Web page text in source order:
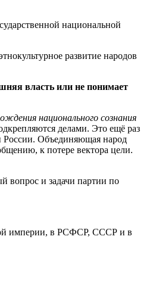
национальной
развитие народов
власть или не понимает
национального сознания
делами. Это ещё раз
России. Объединяющая народ
к потере вектора цели.
вопрос и задачи партии по
империи, в РСФСР, СССР и в